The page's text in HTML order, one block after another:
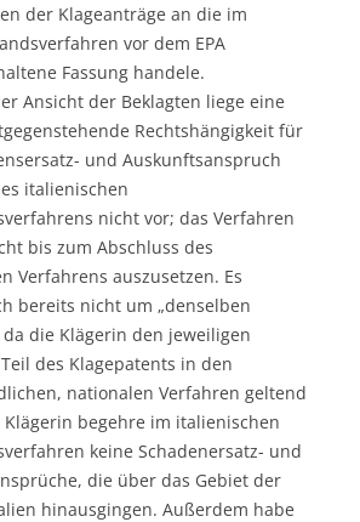
der Klageanträge an die im
vor dem EPA
Fassung handele.
Ansicht der Beklagten liege eine
Rechtshängigkeit für
und Auskunftsanspruch
italienischen
nicht vor; das Verfahren
bis zum Abschluss des
Verfahrens auszusetzen. Es
bereits nicht um „denselben
da die Klägerin den jeweiligen
des Klagepatents in den
nationalen Verfahren geltend
Klägerin begehre im italienischen
keine Schadenersatz- und
die über das Gebiet der
hinausgingen. Außerdem habe